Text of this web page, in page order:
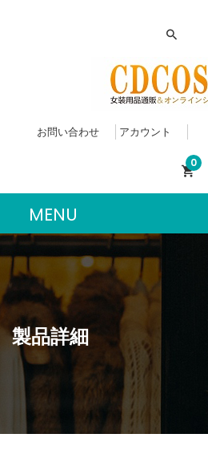
お問い合わせ アカウント
0
製品詳細